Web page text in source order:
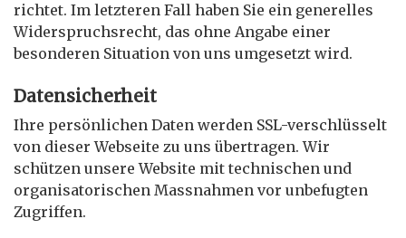
richtet. Im letzteren Fall haben Sie ein generelles
Widerspruchsrecht, das ohne Angabe einer
besonderen Situation von uns umgesetzt wird.
Datensicherheit
Ihre persönlichen Daten werden SSL-verschlüsselt
von dieser Webseite zu uns übertragen. Wir
schützen unsere Website mit technischen und
organisatorischen Massnahmen vor unbefugten
Zugriffen.